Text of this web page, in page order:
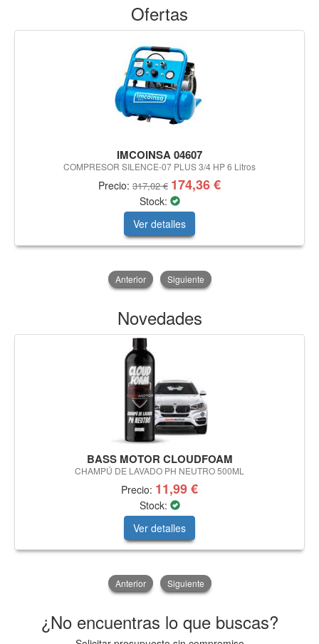
Ofertas
IMCOINSA 04607
COMPRESOR SILENCE-07 PLUS 3/4 HP 6 Litros
Precio: 317,02 € 174,36 €
Stock:
Ver detalles
Anterior Siguiente
Novedades
BASS MOTOR CLOUDFOAM
CHAMPÚ DE LAVADO PH NEUTRO 500ML
Precio: 11,99 €
Stock:
Ver detalles
Anterior Siguiente
¿No encuentras lo que buscas?